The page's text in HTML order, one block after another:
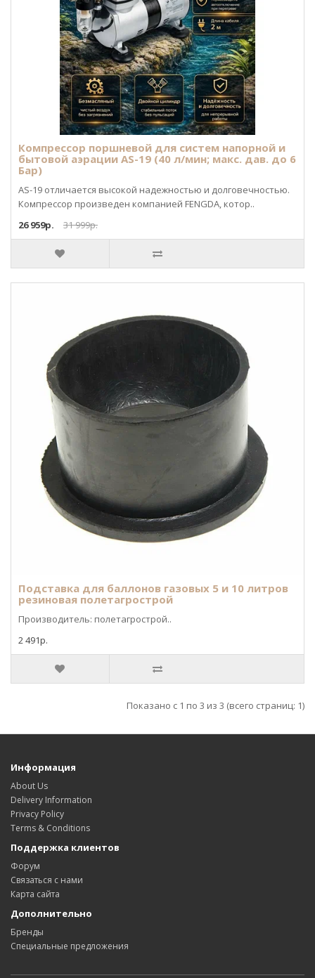
Компрессор поршневой для систем напорной и
бытовой аэрации AS-19 (40 л/мин; макс. дав. до 6
Бар)
AS-19 отличается высокой надежностью и долговечностью.
Компрессор произведен компанией FENGDA, котор..
26 959р.
31 999р.
Подставка для баллонов газовых 5 и 10 литров
резиновая полетагрострой
Производитель: полетагрострой..
2 491р.
Показано с 1 по 3 из 3 (всего страниц: 1)
Информация
About Us
Delivery Information
Privacy Policy
Terms & Conditions
Поддержка клиентов
Форум
Связаться с нами
Карта сайта
Дополнительно
Бренды
Специальные предложения